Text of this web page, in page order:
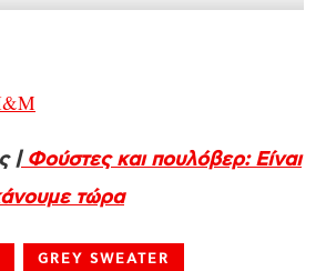
|Φούστες και πουλόβερ: Είναι
τώρα
GREY SWEATER